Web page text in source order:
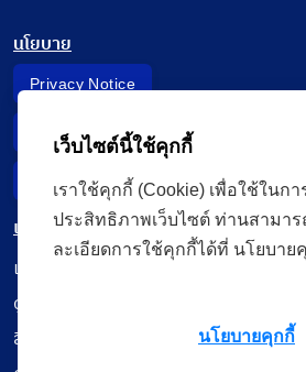
นโยบาย
Privacy Notice
Data Subject Right
Incident Report
เมนู
เรียนออนไลน์
ดูถ่ายทอดสด
สื่อการเรียนรู้
เว็บไซต์นี้ใช้คุกกี้
เราใช้คุกกี้ (Cookie) เพื่อใช้ในกา
ประสิทธิภาพเว็บไซต์ ท่านสามาร
ละเอียดการใช้คุกกี้ได้ที่ นโยบาย
นโยบายคุกกี้